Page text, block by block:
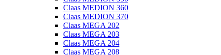
Claas MEDION 360
Claas MEDION 370
Claas MEGA 202
Claas MEGA 203
Claas MEGA 204
Claas MEGA 208